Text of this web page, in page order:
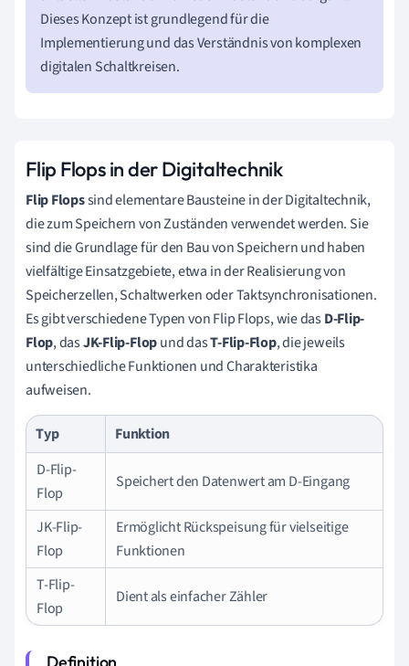
Dieses Konzept ist grundlegend für die
Implementierung und das Verständnis von komplexen
digitalen Schaltkreisen.
Flip Flops in der Digitaltechnik
Flip Flopssind elementare Bausteine in der Digitaltechnik,
die zum Speichern von Zuständen verwendet werden. Sie
sind die Grundlage für den Bau von Speichern und haben
vielfältige Einsatzgebiete, etwa in der Realisierung von
Speicherzellen, Schaltwerken oder Taktsynchronisationen.
Es gibt verschiedene Typen von Flip Flops, wie dasD-Flip-
Flop, dasJK-Flip-Flopund dasT-Flip-Flop, die jeweils
unterschiedliche Funktionen und Charakteristika
aufweisen.
Typ
Funktion
D-Flip-
Flop
Speichert den Datenwert am D-Eingang
JK-Flip-
Flop
Ermöglicht Rückspeisung für vielseitige
Funktionen
T-Flip-
Flop
Dient als einfacher Zähler